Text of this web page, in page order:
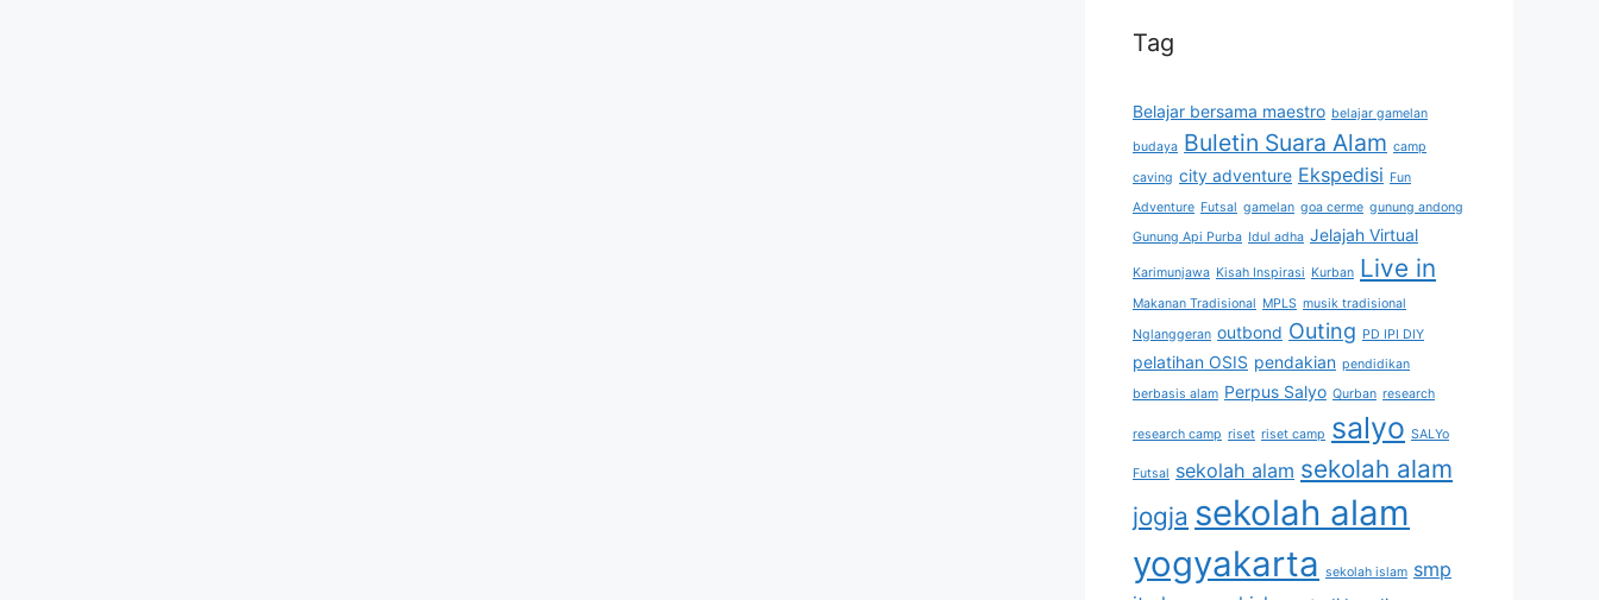
Tag
Belajar bersama maestro belajar gamelan
budaya Buletin Suara Alam camp
caving city adventure Ekspedisi Fun
Adventure Futsal gamelan goa cerme gunung andong
Gunung Api Purba Idul adha Jelajah Virtual
Karimunjawa Kisah Inspirasi Kurban Live in
Makanan Tradisional MPLS musik tradisional
Nglanggeran outbond Outing PD IPI DIY
pelatihan OSIS pendakian pendidikan
berbasis alam Perpus Salyo Qurban research
research camp riset riset camp salyo SALYo
Futsal sekolah alam sekolah alam
jogja sekolah alam
yogyakarta sekolah islam smp